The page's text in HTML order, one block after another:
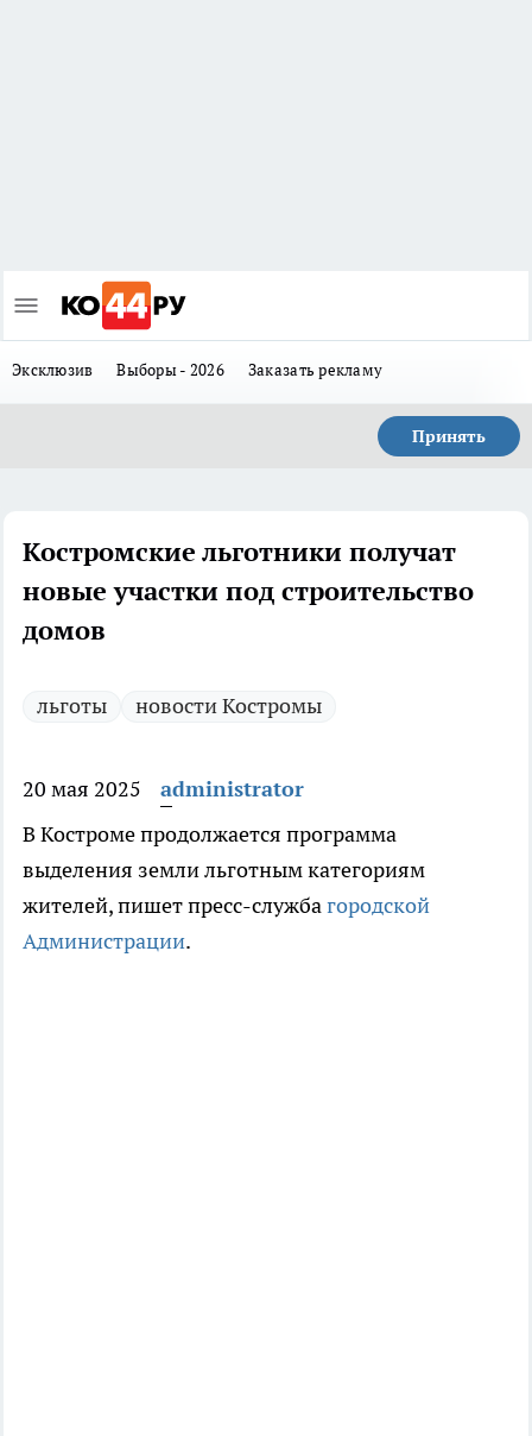
Эксклюзив Выборы - 2026 Заказать рекламу
Принять
Костромские льготники получат
новые участки под строительство
домов
льготы новости Костромы
20 мая 2025
administrator
В Костроме продолжается программа
выделения земли льготным категориям
жителей, пишет пресс-службагородской
Администрации.